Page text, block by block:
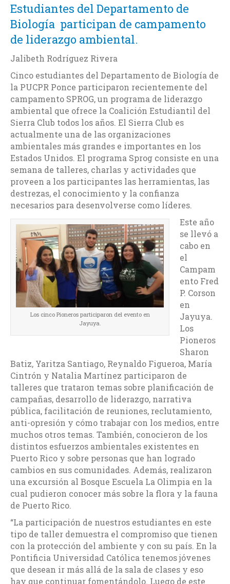
Estudiantes del Departamento de
Biología participan de campamento
de liderazgo ambiental.
Jalibeth Rodríguez Rivera
Cinco estudiantes del Departamento de Biología de
la PUCPR Ponce participaron recientemente del
campamento SPROG, un programa de liderazgo
ambiental que ofrece la Coalición Estudiantil del
Sierra Club todos los años. El Sierra Club es
actualmente una de las organizaciones
ambientales más grandes e importantes en los
Estados Unidos. El programa Sprog consiste en una
semana de talleres, charlas y actividades que
proveen a los participantes las herramientas, las
destrezas, el conocimiento y la confianza
necesarios para desenvolverse como líderes.
Los cinco Pioneros participaron del evento en
Jayuya.
Este año
se llevó a
cabo en
el
Campam
ento Fred
P. Corson
en
Jayuya.
Los
Pioneros
Sharon
Batiz, Yaritza Santiago, Reynaldo Figueroa, María
Cintrón y Natalia Martínez participaron de
talleres que trataron temas sobre planificación de
campañas, desarrollo de liderazgo, narrativa
pública, facilitación de reuniones, reclutamiento,
anti-opresión y cómo trabajar con los medios, entre
muchos otros temas. También, conocieron de los
distintos esfuerzos ambientales existentes en
Puerto Rico y sobre personas que han logrado
cambios en sus comunidades. Además, realizaron
una excursión al Bosque Escuela La Olimpia en la
cual pudieron conocer más sobre la flora y la fauna
de Puerto Rico.
“La participación de nuestros estudiantes en este
tipo de taller demuestra el compromiso que tienen
con la protección del ambiente y con su país. En la
Pontificia Universidad Católica tenemos jóvenes
que desean ir más allá de la sala de clases y eso
hay que continuar fomentándolo. Luego de este